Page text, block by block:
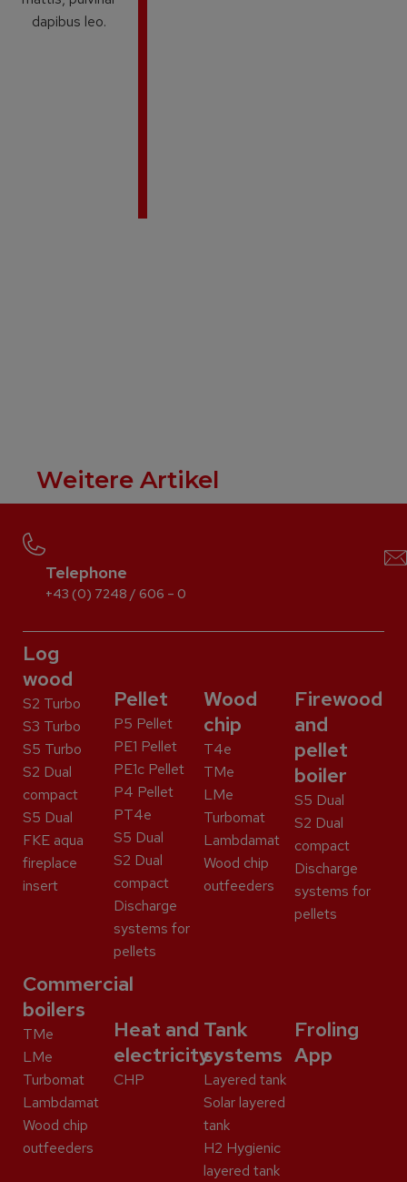
dapibus leo.
Weitere Artikel
Telephone
+43 (0) 7248 / 606 – 0
Log
wood
S2 Turbo
S3 Turbo
S5 Turbo
S2 Dual
compact
S5 Dual
FKE aqua
fireplace
insert
Pellet
P5 Pellet
PE1 Pellet
PE1c Pellet
P4 Pellet
PT4e
S5 Dual
S2 Dual
compact
Discharge
systems for
pellets
Wood
chip
T4e
TMe
LMe
Turbomat
Lambdamat
Wood chip
outfeeders
Firewood
and
pellet
boiler
S5 Dual
S2 Dual
compact
Discharge
systems for
pellets
Commercial
boilers
TMe
LMe
Turbomat
Lambdamat
Wood chip
outfeeders
Heat and
electricity
CHP
Tank
systems
Layered tank
Solar layered
tank
H2 Hygienic
layered tank
Froling
App